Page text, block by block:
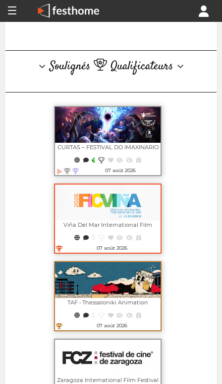
Soulignés Qualificateurs
CURTAS – FESTIVAL DO IMAXINARIO
07 août 2026
Ouvrir dans une nouvelle fenêtre
Viña Del Mar International Film
07 août 2026
Ouvrir dans une nouvelle fenêtre
TAF • Thessaloniki Animation
07 août 2026
Zaragoza International Film Festival